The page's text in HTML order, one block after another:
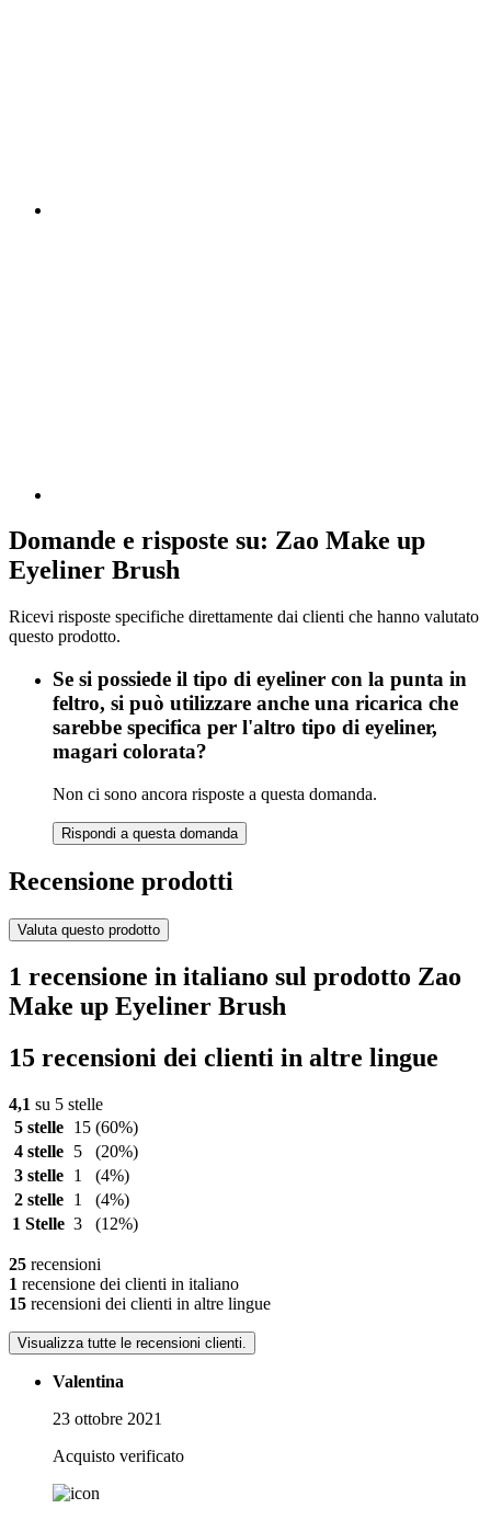
Domande e risposte su: Zao Make up
Eyeliner Brush
Ricevi risposte specifiche direttamente dai clienti che hanno valutato
questo prodotto.
Se si possiede il tipo di eyeliner con la punta in
feltro, si può utilizzare anche una ricarica che
sarebbe specifica per l'altro tipo di eyeliner,
magari colorata?
Non ci sono ancora risposte a questa domanda.
Rispondi a questa domanda
Recensione prodotti
Valuta questo prodotto
1 recensione in italiano sul prodotto Zao
Make up Eyeliner Brush
15 recensioni dei clienti in altre lingue
4,1 su 5 stelle
5 stelle
15 (60%)
4 stelle
5
(20%)
3 stelle
1
(4%)
2 stelle
1
(4%)
1 Stelle 3 (12%)
25 recensioni
1 recensione dei clienti in italiano
15 recensioni dei clienti in altre lingue
Visualizza tutte le recensioni clienti.
Valentina
23 ottobre 2021
Acquisto verificato